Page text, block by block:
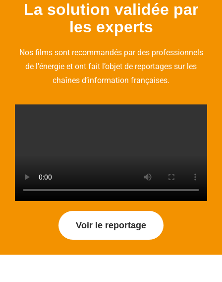
La solution validée par
les experts
Nos films sont recommandés par des professionnels
de l’énergie et ont fait l’objet de reportages sur les
chaînes d’information françaises.
Voir le reportage